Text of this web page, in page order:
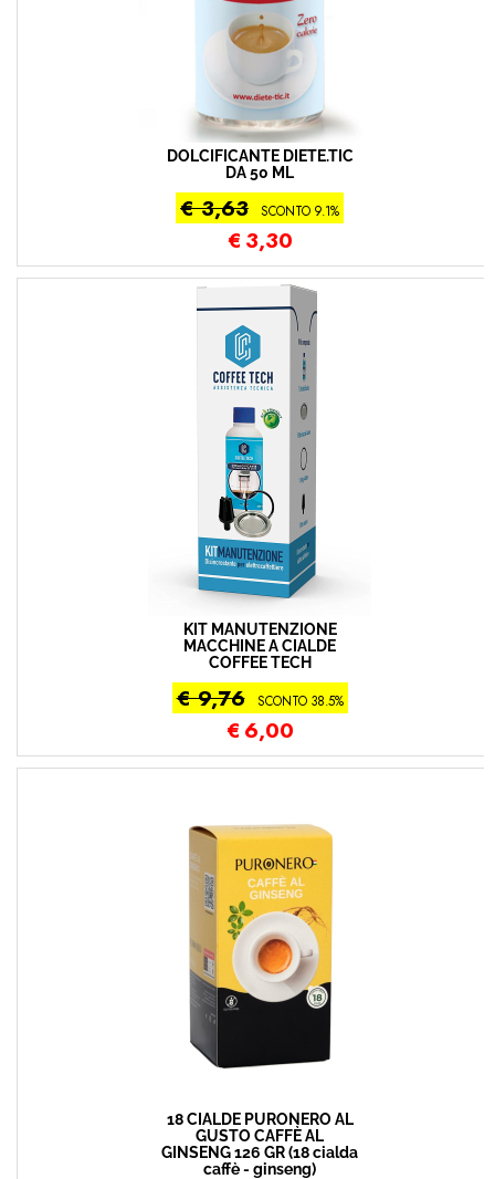
DOLCIFICANTE DIETE.TIC
DA 50 ML
€ 3,63 SCONTO 9.1%
€ 3,30
KIT MANUTENZIONE
MACCHINE A CIALDE
COFFEE TECH
€ 9,76 SCONTO 38.5%
€ 6,00
18 CIALDE PURONERO AL
GUSTO CAFFÈ AL
GINSENG 126 GR (18 cialda
caffè - ginseng)